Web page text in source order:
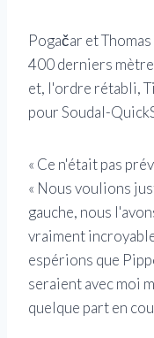
Pogačar et
400 derniers
et, l'ordre rétabli,
pour Soudal-
« Ce n'était pas
« Nous voulions
gauche, nous
vraiment
espérions que
seraient avec moi
quelque part en